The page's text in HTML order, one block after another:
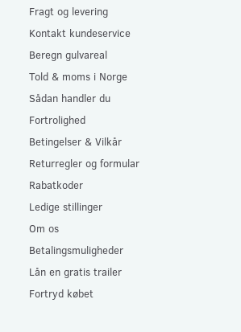
Fragt og levering
Kontakt kundeservice
Beregn gulvareal
Told & moms i Norge
Sådan handler du
Fortrolighed
Betingelser & Vilkår
Returregler og formular
Rabatkoder
Ledige stillinger
Om os
Betalingsmuligheder
Lån en gratis trailer
Fortryd købet